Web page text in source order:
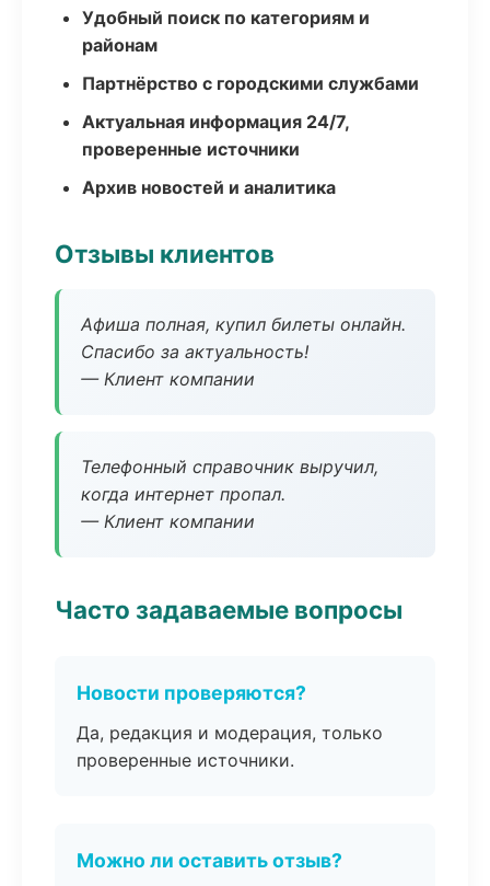
Удобный поиск по категориям и
районам
Партнёрство с городскими службами
Актуальная информация 24/7,
проверенные источники
Архив новостей и аналитика
Отзывы клиентов
Афиша полная, купил билеты онлайн.
Спасибо за актуальность!
— Клиент компании
Телефонный справочник выручил,
когда интернет пропал.
— Клиент компании
Часто задаваемые вопросы
Новости проверяются?
Да, редакция и модерация, только
проверенные источники.
Можно ли оставить отзыв?